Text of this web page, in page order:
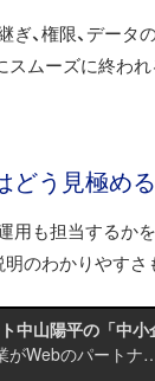
ぎ、権限、データ
スムーズに終わ
どう見極める
用も担当するか
明のわかりやすさ